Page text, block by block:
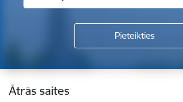
Kājene
Ātrās saites